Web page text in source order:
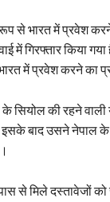
से भारत में प्रवेश
में गिरफ्तार किया
में प्रवेश करने का
के सियोल की रहने
बाद उसने नेपाल
से मिले दस्तावेजों